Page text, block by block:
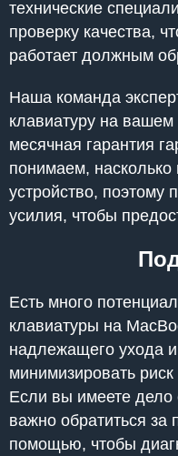
технические
проверку качества,
работает должным
Наша команда
клавиатуру на
месячная гарантия
понимаем,
устройство, поэтому
усилия, чтобы
Есть много
клавиатуры на
надлежащего ухода
минимизировать
Если вы имеете дело
важно обратиться за
помощью, чтобы